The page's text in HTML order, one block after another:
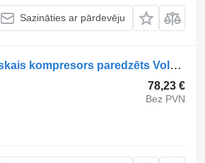
Sazināties ar pārdevēju
WABCO VOLVO, WABCO B9 (01.10-) 9125120140 pneimatiskais kompresors paredzēts Volvo B7, B8, B9, B12 bus (2005-) autobusa
78,23 €
Bez PVN